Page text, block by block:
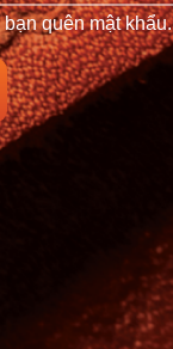
quên mật khẩu.